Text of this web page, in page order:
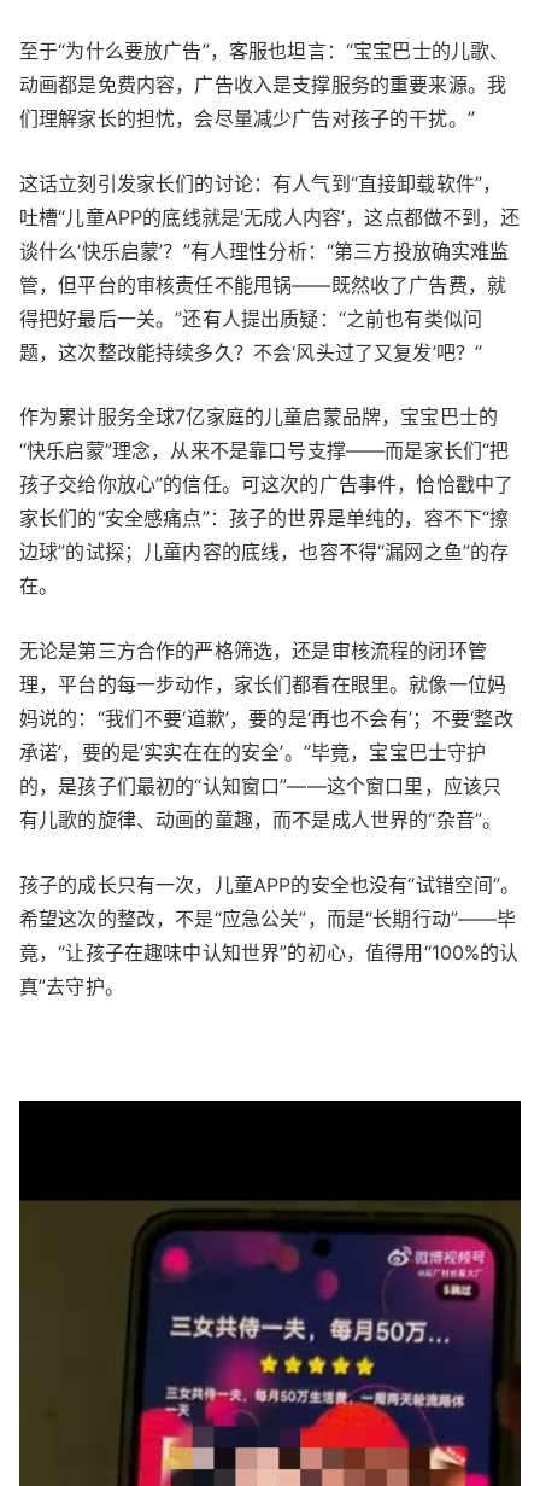
至于“为什么要放广告”，客服也坦言：“宝宝巴士的儿歌、
动画都是免费内容，广告收入是支撑服务的重要来源。我
们理解家长的担忧，会尽量减少广告对孩子的干扰。”
这话立刻引发家长们的讨论：有人气到“直接卸载软件”，
吐槽“儿童APP的底线就是‘无成人内容’，这点都做不到，还
谈什么‘快乐启蒙’？”有人理性分析：“第三方投放确实难监
管，但平台的审核责任不能甩锅——既然收了广告费，就
得把好最后一关。”还有人提出质疑：“之前也有类似问
题，这次整改能持续多久？不会‘风头过了又复发’吧？”
作为累计服务全球7亿家庭的儿童启蒙品牌，宝宝巴士的
“快乐启蒙”理念，从来不是靠口号支撑——而是家长们“把
孩子交给你放心”的信任。可这次的广告事件，恰恰戳中了
家长们的“安全感痛点”：孩子的世界是单纯的，容不下“擦
边球”的试探；儿童内容的底线，也容不得“漏网之鱼”的存
在。
无论是第三方合作的严格筛选，还是审核流程的闭环管
理，平台的每一步动作，家长们都看在眼里。就像一位妈
妈说的：“我们不要‘道歉’，要的是‘再也不会有’；不要‘整改
承诺’，要的是‘实实在在的安全’。”毕竟，宝宝巴士守护
的，是孩子们最初的“认知窗口”——这个窗口里，应该只
有儿歌的旋律、动画的童趣，而不是成人世界的“杂音”。
孩子的成长只有一次，儿童APP的安全也没有“试错空间”。
希望这次的整改，不是“应急公关”，而是“长期行动”——毕
竟，“让孩子在趣味中认知世界”的初心，值得用“100%的认
真”去守护。